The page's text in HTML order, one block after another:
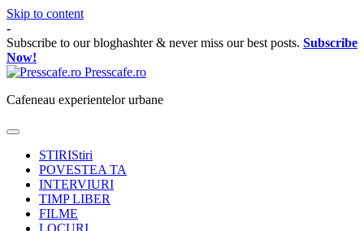
Skip to content
-
Subscribe to our bloghashter & never miss our best posts. Subscribe
Now!
Presscafe.ro
Cafeneau experientelor urbane
STIRIStiri
POVESTEA TA
INTERVIURI
TIMP LIBER
FILME
LOCURI